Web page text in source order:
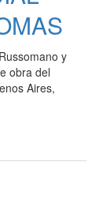
y
obra del
Aires,